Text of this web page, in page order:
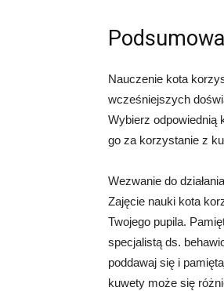
Nauczenie kota
wcześniejszych
Wybierz odpowiednią
go za korzystanie z
Wezwanie do
Zajęcie nauki kota
Twojego pupila.
specjalistą ds.
poddawaj się i
kuwety może się